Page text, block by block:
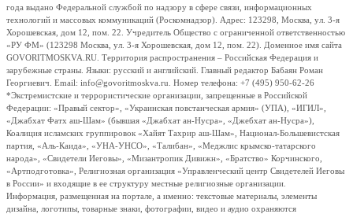
года выдано Федеральной службой по надзору в сфере связи, информационных
технологий и массовых коммуникаций (Роскомнадзор). Адрес: 123298, Москва, ул. 3-я
Хорошевская, дом 12, пом. 22. Учредитель Общество с ограниченной ответственностью
«РУ ФМ» (123298 Москва, ул. 3-я Хорошевская, дом 12, пом. 22). Доменное имя сайта
GOVORITMOSKVA.RU. Территория распространения – Российская Федерация и
зарубежные страны. Языки: русский и английский. Главный редактор Бабаян Роман
Георгиевич. Email: info@govoritmoskva.ru. Номер телефона: +7 (495) 950-62-26
*Экстремистские и террористические организации, запрещенные в Российской
Федерации: «Правый сектор», «Украинская повстанческая армия» (УПА), «ИГИЛ»,
«Джабхат Фатх аш-Шам» (бывшая «Джабхат ан-Нусра», «Джебхат ан-Нусра»),
Коалиция исламских группировок «Хайят Тахрир аш-Шам», Национал-Большевистская
партия, «Аль-Каида», «УНА-УНСО», «Талибан», «Меджлис крымско-татарского
народа», «Свидетели Иеговы», «Мизантропик Дивижн», «Братство» Корчинского,
«Артподготовка», Религиозная организация «Управленческий центр Свидетелей Иеговы
в России» и входящие в ее структуру местные религиозные организации.
Информация, размещенная на портале, а именно: текстовые материалы, элементы
дизайна, логотипы, товарные знаки, фотографии, видео и аудио охраняются